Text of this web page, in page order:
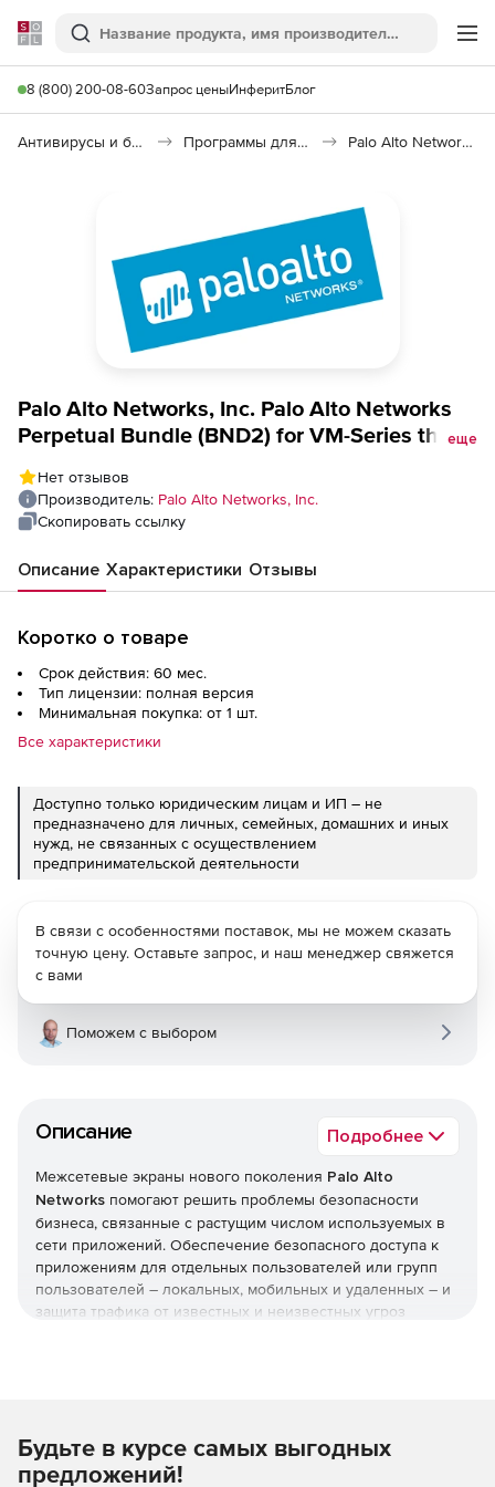
Softline
Поиск
8 (800) 200-08-60Запрос ценыИнферитБлог
Антивирусы и безопасность Программы для защиты информации Palo Alto Networks
Palo Alto Networks, Inc. Palo Alto Networks
Perpetual Bundle (BND2) for VM-Series that
Security, Pandb Url filtering, GlobalProtect
and WildFire subscriptions, and Premium
еще
Нет отзывов
Производитель: Palo Alto Networks, Inc.
Скопировать ссылку
Описание Характеристики Отзывы
Коротко о товаре
Срок действия: 60 мес.
Тип лицензии: полная версия
Минимальная покупка: от 1 шт.
Все характеристики
Доступно только юридическим лицам и ИП – не
предназначено для личных, семейных, домашних и иных
нужд, не связанных с осуществлением
предпринимательской деятельности
Описание Подробнее
Межсетевые экраны нового поколения Palo Alto
Networks помогают решить проблемы безопасности
бизнеса, связанные с растущим числом используемых в
сети приложений. Обеспечение безопасного доступа к
приложениям для отдельных пользователей или групп
пользователей – локальных, мобильных и удаленных – и
защита трафика от известных и неизвестных угроз
Технология App-ID делает возможной точную
В связи с особенностями поставок, мы не можем сказать
точную цену. Оставьте запрос, и наш менеджер свяжется
с вами
Поможем с выбором
Будьте в курсе самых выгодных
предложений!